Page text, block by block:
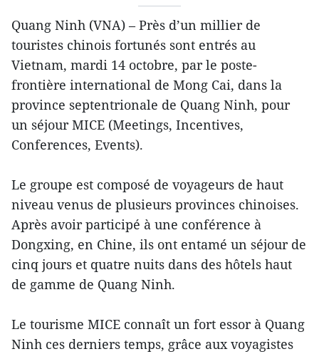
Quang Ninh (VNA) – Près d’un millier de
touristes chinois fortunés sont entrés au
Vietnam, mardi 14 octobre, par le poste-
frontière international de Mong Cai, dans la
province septentrionale de Quang Ninh, pour
un séjour MICE (Meetings, Incentives,
Conferences, Events).
Le groupe est composé de voyageurs de haut
niveau venus de plusieurs provinces chinoises.
Après avoir participé à une conférence à
Dongxing, en Chine, ils ont entamé un séjour de
cinq jours et quatre nuits dans des hôtels haut
de gamme de Quang Ninh.
Le tourisme MICE connaît un fort essor à Quang
Ninh ces derniers temps, grâce aux voyagistes